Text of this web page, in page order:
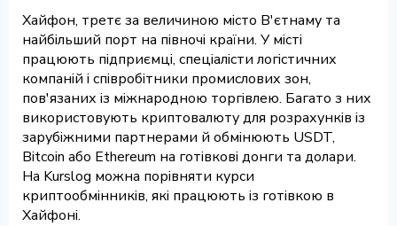
Хайфон, третє за величиною місто В'єтнаму та
найбільший порт на півночі країни. У місті
працюють підприємці, спеціалісти логістичних
компаній і співробітники промислових зон,
пов'язаних із міжнародною торгівлею. Багато з них
використовують криптовалюту для розрахунків із
зарубіжними партнерами й обмінюють USDT,
Bitcoin або Ethereum на готівкові донги та долари.
На Kurslog можна порівняти курси
криптообмінників, які працюють із готівкою в
Хайфоні.